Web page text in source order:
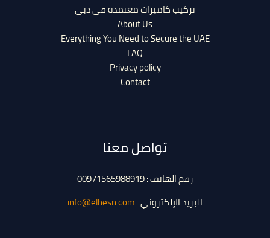
تركيب كاميرات معتمدة في دبي
About Us
Everything You Need to Secure the UAE
FAQ
Privacy policy
Contact
تواصل معنا
رقم الهاتف : 00971565988919
البريد الإلكتروني :info@elhesn.com